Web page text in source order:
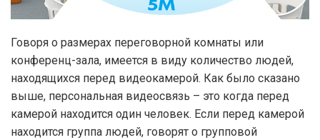
Говоря о размерах переговорной комнаты или
конференц-зала, имеется в виду количество людей,
находящихся перед видеокамерой. Как было сказано
выше, персональная видеосвязь – это когда перед
камерой находится один человек. Если перед камерой
находится группа людей, говорят о групповой